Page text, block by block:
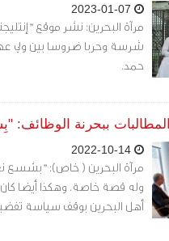
مرآة البحرين: نشر موقع
شرسة وحربا ضروسا بين ولي
حمد.
ببحرنة الوظائف:
مرآة البحرين ( خاص): "بشسع
وله قصة خاصة. وهكذا أيضا
أهل البحرين بوقف سياسة